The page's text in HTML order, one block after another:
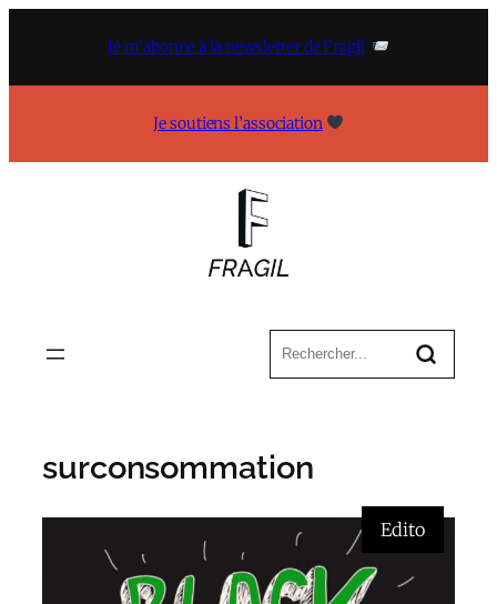
Je m’abonne à la newsletter de Fragil
Je soutiens l’association
surconsommation
Edito